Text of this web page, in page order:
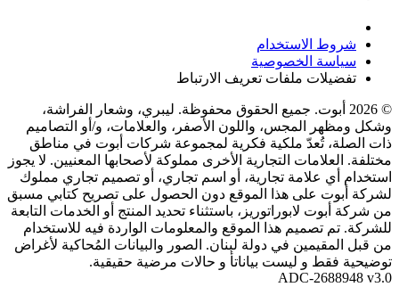
شروط الاستخدام
سياسة الخصوصية
تفضيلات ملفات تعريف الارتباط
© 2026 أبوت. جميع الحقوق محفوظة. ليبري، وشعار الفراشة،
وشكل ومظهر المجس، واللون الأصفر، والعلامات، و/أو التصاميم
ذات الصلة، تُعدّ ملكية فكرية لمجموعة شركات أبوت في مناطق
مختلفة. العلامات التجارية الأخرى مملوكة لأصحابها المعنيين. لا يجوز
استخدام أي علامة تجارية، أو اسم تجاري، أو تصميم تجاري مملوك
لشركة أبوت على هذا الموقع دون الحصول على تصريح كتابي مسبق
من شركة أبوت لابوراتوريز، باستثناء تحديد المنتج أو الخدمات التابعة
للشركة. تم تصميم هذا الموقع والمعلومات الواردة فيه للاستخدام
من قبل المقيمين في دولة لبنان. الصور والبيانات المُحاكية لأغراض
توضيحية فقط و ليست بياناتأ و حالات مرضية حقيقية.
ADC-2688948 v3.0